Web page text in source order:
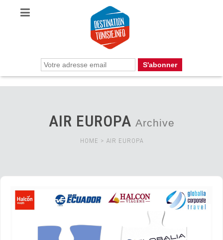
AIR EUROPA Archive
HOME > AIR EUROPA